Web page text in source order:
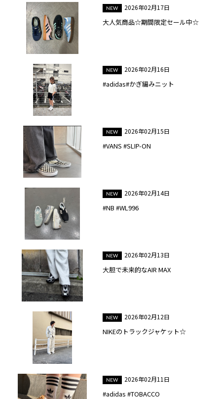
2026年02月17日
大人気商品☆期間限定セール中☆
2026年02月16日
#adidas#かぎ編みニット
2026年02月15日
#VANS #SLIP-ON
2026年02月14日
#NB #WL996
2026年02月13日
大胆で未来的なAIR MAX
2026年02月12日
NIKEのトラックジャケット☆
2026年02月11日
#adidas #TOBACCO